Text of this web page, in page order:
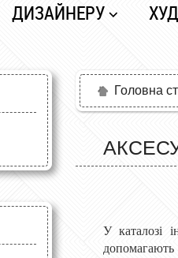
ДИЗАЙНЕРУ
Головна
У каталозі